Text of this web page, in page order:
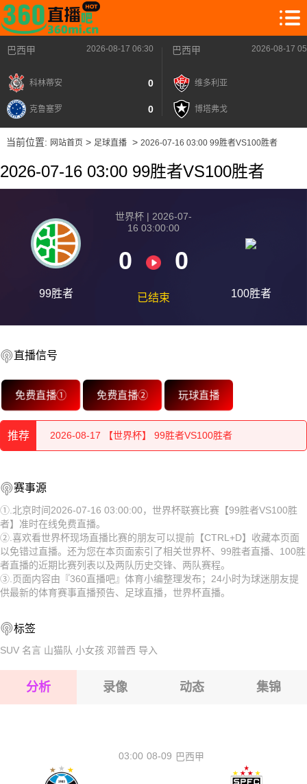
巴西甲 2026-08-17 06:30
科林蒂安 0
克鲁塞罗 0
巴西甲 2026-08-17
维多利亚
博塔弗戈
当前位置: 网站首页> 足球直播> 2026-07-16 03:00 99胜者VS100胜者
2026-07-16 03:00 99胜者VS100胜者
99胜者
世界杯 | 2026-07-
16 03:00:00
0 0
已结束 100胜者
直播信号
免费直播① 免费直播② 玩球直播
推荐
2026-08-17 【世界杯】 99胜者VS100胜者
2026-08-17 【世界杯】 99胜者VS100胜者
2026-08-17 【世界杯】 99胜者VS100胜者
2026-08-17 【世界杯】 99胜者VS100胜者
2026-08-17 【世界杯】 99胜者VS100胜者
2026-08-17 【世界杯】 99胜者VS100胜者
2026-08-17 【世界杯】 99胜者VS100胜者
2026-08-17 【世界杯】 99胜者VS100胜者
2026-08-17 【世界杯】 99胜者VS100胜者
赛事源
①.北京时间2026-07-16 03:00:00，世界杯联赛比赛【99胜者VS100胜
者】准时在线免费直播。
②.喜欢看世界杯现场直播比赛的朋友可以提前【CTRL+D】收藏本页面
以免错过直播。还为您在本页面索引了相关世界杯、99胜者直播、100胜
者直播的近期比赛列表以及两队历史交锋、两队赛程。
③.页面内容由『360直播吧』体育小编整理发布；24小时为球迷朋友提
供最新的体育赛事直播预告、足球直播，世界杯直播。
标签
SUV 名言 山猫队 小女孩 邓普西 导入
分析 录像 动态 集锦
08-09
03:00 巴西甲